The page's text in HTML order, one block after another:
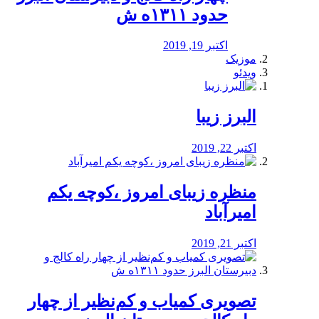
حدود ۱۳۱۱ه ش
اکتبر 19, 2019
موزیک
ویدئو
البرز زیبا
اکتبر 22, 2019
منظره‌‌ زیبای امروز ،کوچه یکم
امیرآباد
اکتبر 21, 2019
️تصویری کمیاب و کم‌نظیر از چهار